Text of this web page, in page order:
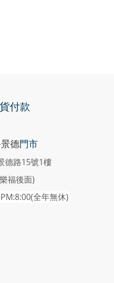
付款
景德門市
德路15號1樓
福後面)
全年無休)